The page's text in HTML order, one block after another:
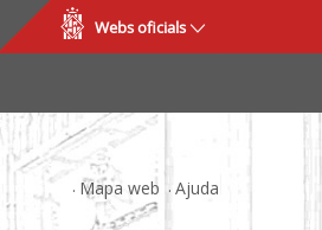
Webs oficials
Mapa web Ajuda